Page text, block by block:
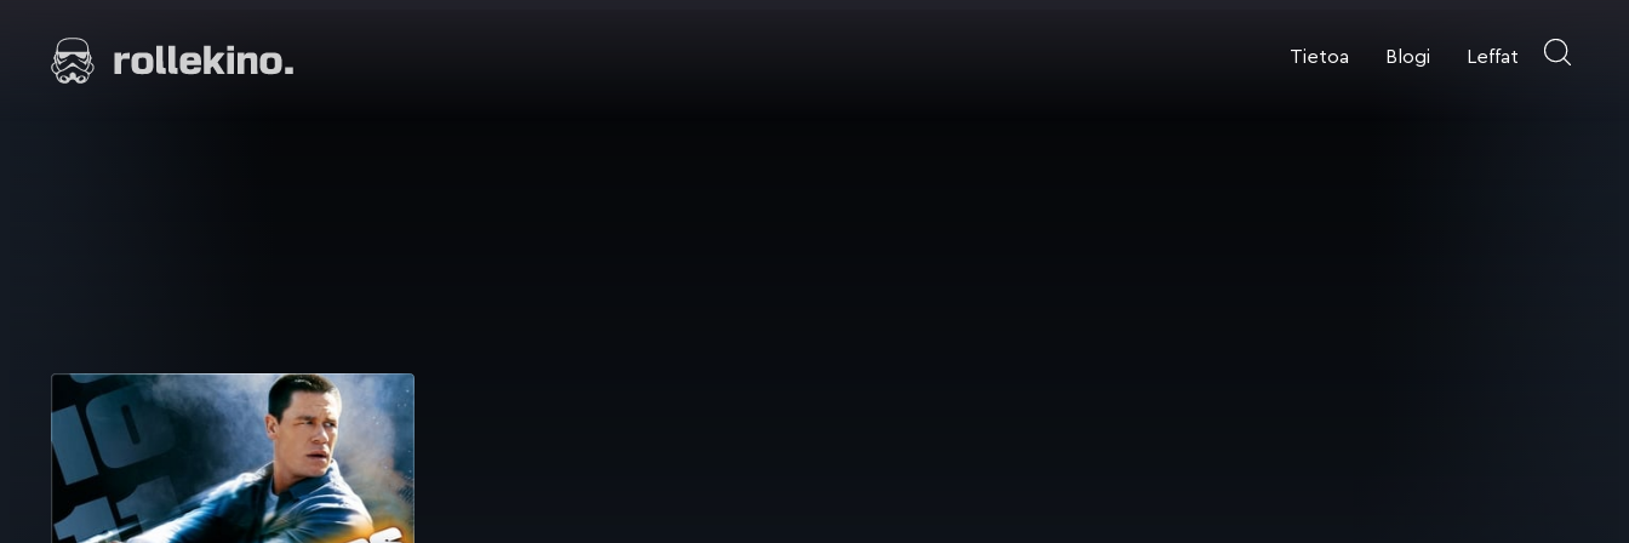
suoraan
sisältöön
Elokuvat ja elokuva-arviot | Rollekino.fi
Tietoa Blogi Leffat